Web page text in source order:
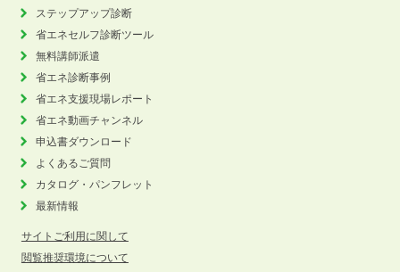
ステップアップ診断
省エネセルフ診断ツール
無料講師派遣
省エネ診断事例
省エネ支援現場レポート
省エネ動画チャンネル
申込書ダウンロード
よくあるご質問
カタログ・パンフレット
最新情報
サイトご利用に関して
閲覧推奨環境について